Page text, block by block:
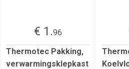
€ 1.96
Thermotec Pakking,
verwarmingsklepkast